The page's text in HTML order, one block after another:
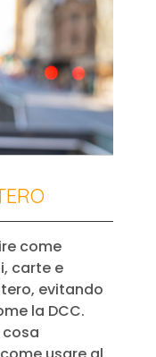
come
carte e
evitando
la DCC.